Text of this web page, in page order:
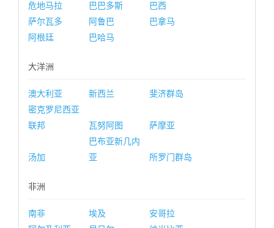
危地马拉
巴巴多斯
巴西
萨尔瓦多
阿鲁巴
巴拿马
阿根廷
巴哈马
大洋洲
澳大利亚 新西兰
斐济群岛
密克罗尼西亚
联邦
瓦努阿图 萨摩亚
汤加
巴布亚新几内
亚
所罗门群岛
非洲
南非 埃及
安哥拉